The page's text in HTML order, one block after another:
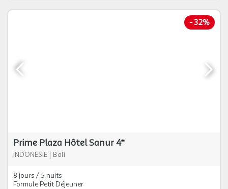
-32%
Prime Plaza Hôtel Sanur 4*
INDONÉSIE | Bali
8 jours / 5 nuits
Formule Petit Déjeuner